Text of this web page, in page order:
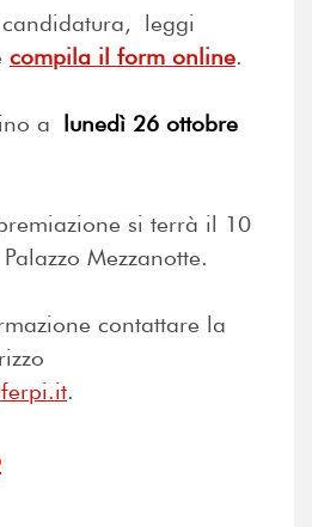
leggi
compila il form online.
a lunedì 26 ottobre
si terrà il 10
Mezzanotte.
contattare la
.